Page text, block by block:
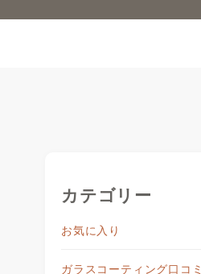
カテゴリー
お気に入り
ガラスコーティング口コミ